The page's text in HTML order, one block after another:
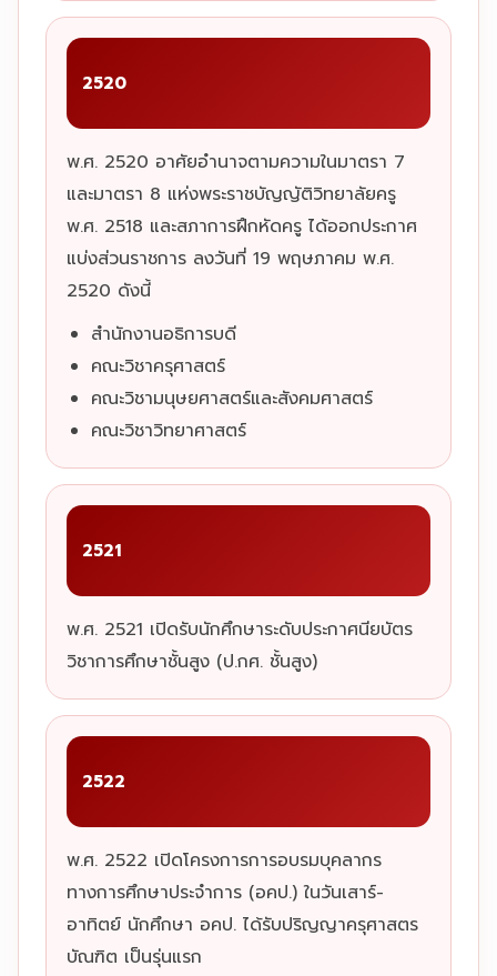
2520
พ.ศ. 2520 อาศัยอำนาจตามความในมาตรา 7
และมาตรา 8 แห่งพระราชบัญญัติวิทยาลัยครู
พ.ศ. 2518 และสภาการฝึกหัดครู ได้ออกประกาศ
แบ่งส่วนราชการ ลงวันที่ 19 พฤษภาคม พ.ศ.
2520 ดังนี้
สำนักงานอธิการบดี
คณะวิชาครุศาสตร์
คณะวิชามนุษยศาสตร์และสังคมศาสตร์
คณะวิชาวิทยาศาสตร์
2521
พ.ศ. 2521 เปิดรับนักศึกษาระดับประกาศนียบัตร
วิชาการศึกษาชั้นสูง (ป.กศ. ชั้นสูง)
2522
พ.ศ. 2522 เปิดโครงการการอบรมบุคลากร
ทางการศึกษาประจำการ (อคป.) ในวันเสาร์-
อาทิตย์ นักศึกษา อคป. ได้รับปริญญาครุศาสตร
บัณฑิต เป็นรุ่นแรก